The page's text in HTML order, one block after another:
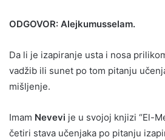
ODGOVOR: Alejkumusselam.
Da li je izapiranje usta i nosa
vadžib ili sunet po tom pitanju
mišljenje.
Imam Nevevi je u svojoj knjizi “El-
četiri stava učenjaka po pitanju